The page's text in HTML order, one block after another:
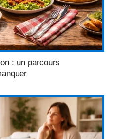
: un parcours